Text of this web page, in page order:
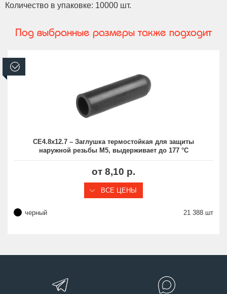
Количество в упаковке: 10000 шт.
Под выбранные размеры также подходит
CE4.8x12.7 – Заглушка термостойкая для защиты
наружной резьбы M5, выдерживает до 177 °C
от 8,10 р.
ВСЕ ЦЕНЫ
черный 21 388 шт